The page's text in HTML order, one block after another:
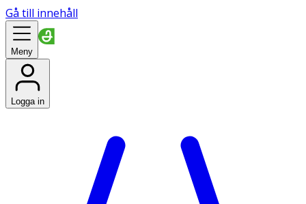
Gå till innehåll
Meny
Logga in